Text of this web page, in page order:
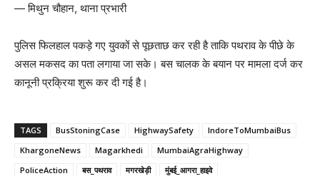
— मिथुन चौहान, थाना प्रभारी
पुलिस फिलहाल पकड़े गए युवकों से पूछताछ कर रही है ताकि पथराव के पीछे के
असल मकसद का पता लगाया जा सके। बस चालक के बयान पर मामला दर्ज कर
कानूनी प्रक्रिया शुरू कर दी गई है।
TAGS BusStoningCase HighwaySafety
IndoreToMumbaiBus
KhargoneNews
Magarkhedi
MumbaiAgraHighway
PoliceAction
बस_पथराव मगरखेड़ी मुंबई_आगरा_हाइवे